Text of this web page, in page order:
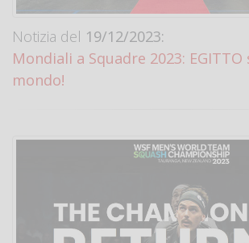
Notizia del 19/12/2023:
Mondiali a Squadre 2023:
mondo!